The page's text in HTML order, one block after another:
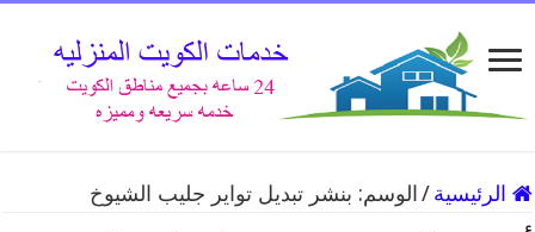
الرئيسية / الوسم: بنشر تبديل تواير جليب الشيوخ